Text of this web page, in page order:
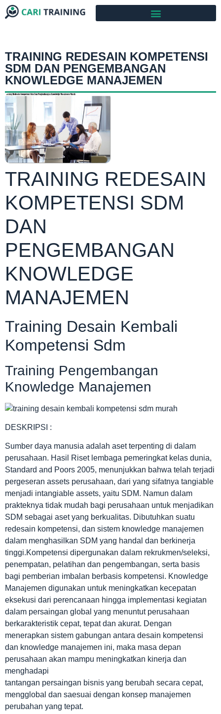
TRAINING REDESAIN KOMPETENSI
SDM DAN PENGEMBANGAN
KNOWLEDGE MANAJEMEN
TRAINING REDESAIN
KOMPETENSI SDM
DAN
PENGEMBANGAN
KNOWLEDGE
MANAJEMEN
Training Desain Kembali
Kompetensi Sdm
Training Pengembangan
Knowledge Manajemen
DESKRIPSI :
Sumber daya manusia adalah aset terpenting di dalam
perusahaan. Hasil Riset lembaga pemeringkat kelas dunia,
Standard and Poors 2005, menunjukkan bahwa telah terjadi
pergeseran assets perusahaan, dari yang sifatnya tangiable
menjadi intangiable assets, yaitu SDM. Namun dalam
prakteknya tidak mudah bagi perusahaan untuk menjadikan
SDM sebagai aset yang berkualitas. Dibutuhkan suatu
redesain kompetensi, dan sistem knowledge manajemen
dalam menghasilkan SDM yang handal dan berkinerja
tinggi.Kompetensi dipergunakan dalam rekrukmen/seleksi,
penempatan, pelatihan dan pengembangan, serta basis
bagi pemberian imbalan berbasis kompetensi. Knowledge
Manajemen digunakan untuk meningkatkan kecepatan
eksekusi dari perencanaan hingga implementasi kegiatan
dalam persaingan global yang menuntut perusahaan
berkarakteristik cepat, tepat dan akurat. Dengan
menerapkan sistem gabungan antara desain kompetensi
dan knowledge manajemen ini, maka masa depan
perusahaan akan mampu meningkatkan kinerja dan
menghadapi
tantangan persaingan bisnis yang berubah secara cepat,
mengglobal dan saesuai dengan konsep manajemen
perubahan yang tepat.